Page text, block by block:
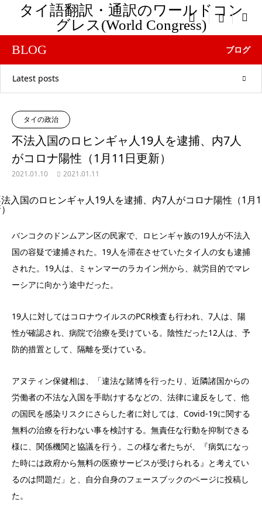
タイ語翻訳・通訳のワールドコン
グレス(World Congress)
 menu
BLOG ブログ
Latest posts
タイの政治
不法入国のロヒンギャ人19人を逮捕、内7人
がコロナ陽性（1月11日更新）
2021.01.10 2021.01.11
バンコクのドンムアン区の民家で、ロヒンギャ族の19人が不法入
国の容疑で逮捕された。19人を滞在させていたタイ人の女も逮捕
された。19人は、ミャンマーのラカイン州から、就労目的でマレ
ーシアに向かう途中だった。
19人に対してはコロナウイルスのPCR検査も行われ、7人は、陽
性が確認され、病院で治療を受けている。陰性だった12人は、予
防的措置として、隔離を受けている。
アヌティン保健相は、「違法な賭博を行ったり、近隣諸国からの
労働者の不法な入国を手助けするなどの、法律に違反をして、他
の国民を感染リスクにさらした者に対しては、Covid-19に関する
無料の治療を行わない事を検討する。無責任な行動を抑制できる
様に、関係機関と協議を行う。この様な者たちが、『病気になっ
た時には政府から無料の医療サービスが受けられる』と考えてい
るのは問題だ」と、自分自身のフェースブックのページに投稿し
た。